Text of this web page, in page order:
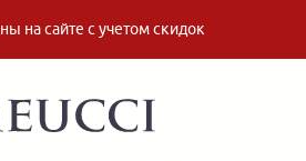
на сайте с учетом скидок